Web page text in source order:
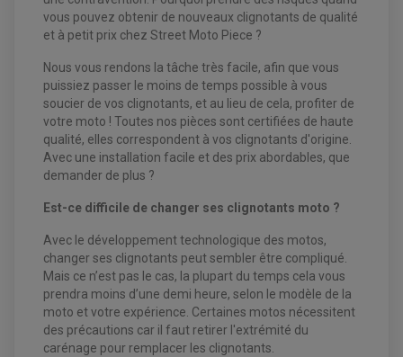
FREINAGE
ACCESSOIRE + VISSERIE FREINAGE
DISQUE DE FREIN
PLAQUETTE DE FREIN
KIT DURITE DE FREIN
KIT DURITE D'EMBRAYAGE MOTO
KIT RÉPARATION ÉTRIER DE FREIN
KIT RÉPARATION MAÎTRE CYLINDRE
HUILE MOTEUR
PRODUIT D'ENTRETIEN
PARTIE CYCLE
ARAIGNÉE / SUPPORT CARÉNAGE
BULLE / PARE-BRISE
CÂBLE ACCÉLÉRATEUR
PRODUIT ENTRETIEN
FILTRE A HUILE
PRODUIT D'ENTRETIEN
FILTRE A AIR K&N
HUILE ET LUBRIFIANTS SCOOTER
HUILE SCOOTER
PRODUIT D'ENTRETIEN SCOOTER
KIT REPARATION MAÎTRE CYLINDRE QUAD / SSV
PLAQUETTES DE FREIN QUAD / SSV
HUILE ET PRODUIT D'ENTRETIEN QUAD
HUILE POUR QUAD
PRODUIT D'ENTRETIEN QUAD
JANTES / ACCESSOIRES QUAD ET SSV
CHAÎNE A NEIGE QUAD-SSV
CHAÎNES A NEIGE
CLOUS / CRAMPON VISSABLE
ÉLARGISSEURES DE VOIES QUAD
CHAMBRE À AIR
EQUIPEMENT FREINAGE MOTO CROSS ET
ENDURO
ACCESSOIRES FREINAGE
DISQUE DE FREIN AVANT
DISQUE DE FREIN ARRIÈRE
PLAQUETTE DE FREIN
KIT RÉPARATION PÉDALE DE FREIN
KIT RÉPARATION MAÎTRE CYLINDRE
KIT RÉPARATION ÉTRIER DE FREIN
ROULEMENT MOTO CROSS ET ENDURO
ROULEMENT DE ROUE AVANT
ROULEMENT DE ROUE ARRIÈRE
ROULEMENT D'AMORTISSEUR
ROULEMENT BIELLETTES
ROULEMENT COLONNE DE DIRECTION
ROULEMENT BRAS OSCILLANT
vous pouvez obtenir de nouveaux clignotants de qualité
et à petit prix chez Street Moto Piece ?
Nous vous rendons la tâche très facile, afin que vous
puissiez passer le moins de temps possible à vous
soucier de vos clignotants, et au lieu de cela, profiter de
votre moto ! Toutes nos pièces sont certifiées de haute
qualité, elles correspondent à vos clignotants d'origine.
Avec une installation facile et des prix abordables, que
demander de plus ?
Est-ce difficile de changer ses clignotants moto ?
Avec le développement technologique des motos,
changer ses clignotants peut sembler être compliqué.
Mais ce n’est pas le cas, la plupart du temps cela vous
prendra moins d’une demi heure, selon le modèle de la
moto et votre expérience. Certaines motos nécessitent
des précautions car il faut retirer l'extrémité du
carénage pour remplacer les clignotants.